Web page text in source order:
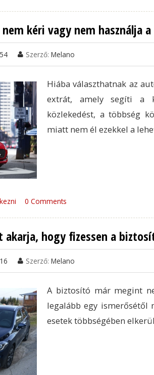
kéri vagy nem használja
Szerző: Melano
Hiába választhatnak az
extrát, amely segíti a
közlekedést, a többség
miatt nem él ezekkel a
0 Comments
akarja, hogy fizessen a
Szerző: Melano
A biztosító már megint
legalább egy ismerősétől
esetek többségében